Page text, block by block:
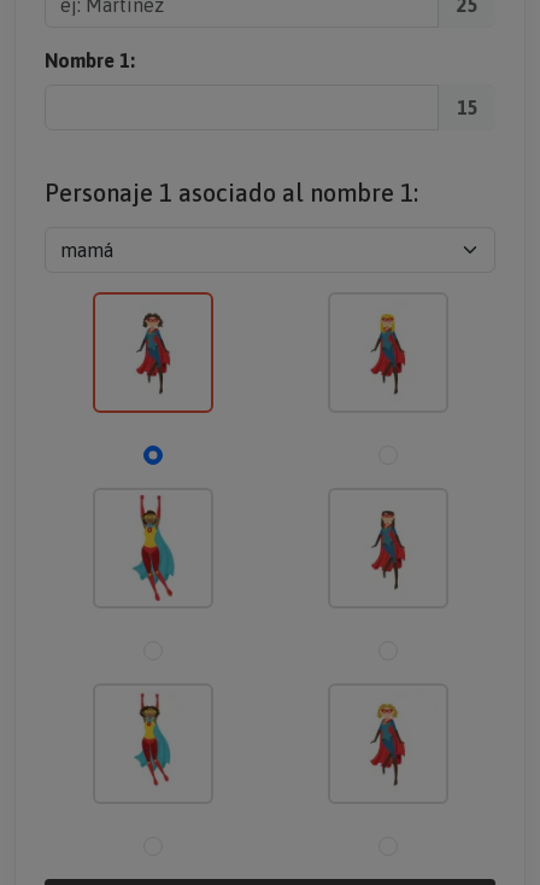
Personaje 1 asociado al nombre 1: